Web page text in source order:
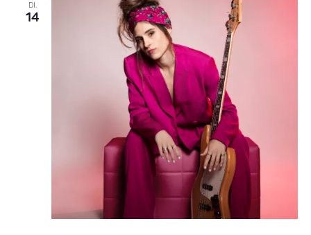
DI.
14